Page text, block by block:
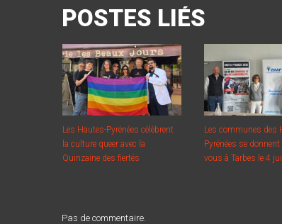
POSTES LIÉS
Les Hautes-Pyrénées célèbrent
la culture queer avec la
Quinzaine des fiertés
Les communes des
Pyrénées se donnent
vous à Tarbes le 4
Pas de commentaire.